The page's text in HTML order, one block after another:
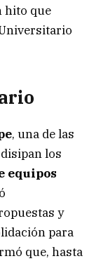
hito que
, una de las
disipan los
equipos
y
para
que, hasta